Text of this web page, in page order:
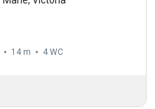
14 m 4 WC